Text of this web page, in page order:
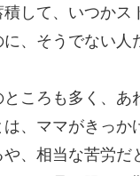
して、いつか
、そうでない
ころも多く、あ
、ママがきっ
、相当な苦労